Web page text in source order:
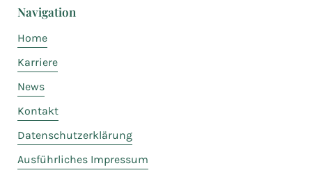
Navigation
Home
Karriere
News
Kontakt
Datenschutzerklärung
Ausführliches Impressum